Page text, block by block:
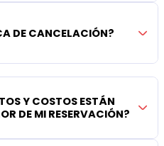
DE CANCELACIÓN?
Y COSTOS ESTÁN
DE MI RESERVACIÓN?